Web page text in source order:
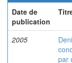
Date de
publication
2005
par